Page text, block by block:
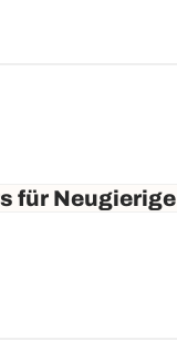
für Neugierige